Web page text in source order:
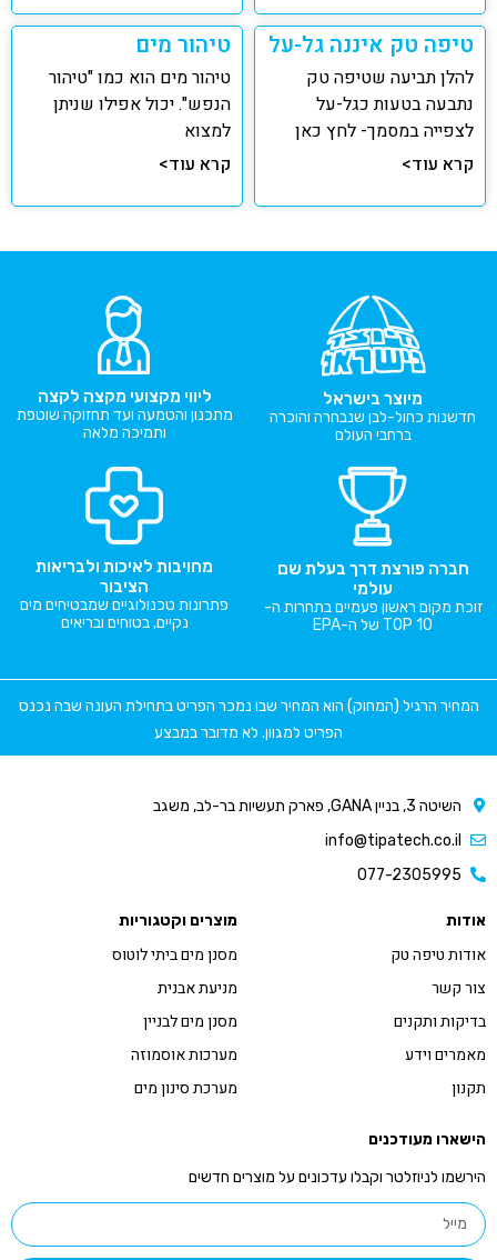
טיפה טק איננה גל-על
להלן תביעה שטיפה טק
נתבעה בטעות כגל-על
לצפייה במסמך- לחץ כאן
קרא עוד>
טיהור מים
טיהור מים הוא כמו "טיהור
הנפש". יכול אפילו שניתן
למצוא
קרא עוד>
מיוצר בישראל
חדשנות כחול-לבן שנבחרה והוכרה
ברחבי העולם
ליווי מקצועי מקצה לקצה
מתכנון והטמעה ועד תחזוקה שוטפת
ותמיכה מלאה
חברה פורצת דרך בעלת שם
עולמי
זוכת מקום ראשון פעמיים בתחרות ה-
TOP 10 של ה-EPA
מחויבות לאיכות ולבריאות
הציבור
פתרונות טכנולוגיים שמבטיחים מים
נקיים, בטוחים ובריאים
המחיר הרגיל (המחוק) הוא המחיר שבו נמכר הפריט בתחילת העונה שבה נכנס
הפריט למגוון. לא מדובר במבצע
השיטה 3, בניין GANA, פארק תעשיות בר-לב, משגב
info@tipatech.co.il
077-2305995
אודות
אודות טיפה טק
צור קשר
בדיקות ותקנים
מאמרים וידע
תקנון
מוצרים וקטגוריות
מסנן מים ביתי לוטוס
מניעת אבנית
מסנן מים לבניין
מערכות אוסמוזה
מערכת סינון מים
הישארו מעודכנים
הירשמו לניוזלטר וקבלו עדכונים על מוצרים חדשים